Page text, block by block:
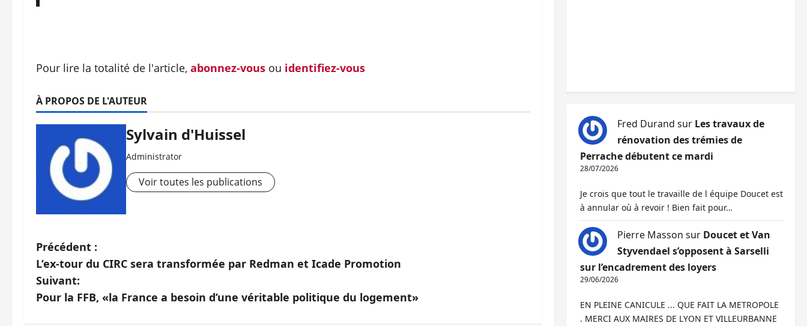
Pour lire la totalité de l'article, abonnez-vous ou identifiez-vous
À PROPOS DE L'AUTEUR
Sylvain d'Huissel
Administrator
Voir toutes les publications
N
a
v
Précédent :
L’ex-tour du CIRC sera transformée par Redman et Icade Promotion
Suivant:
Pour la FFB, «la France a besoin d’une véritable politique du logement»
Fred Durand sur Les travaux de
rénovation des trémies de
Perrache débutent ce mardi
28/07/2026
Je crois que tout le travaille de l équipe Doucet est
à annular où à revoir ! Bien fait pour…
Pierre Masson sur Doucet et Van
Styvendael s’opposent à Sarselli
sur l’encadrement des loyers
29/06/2026
EN PLEINE CANICULE ... QUE FAIT LA METROPOLE
. MERCI AUX MAIRES DE LYON ET VILLEURBANNE